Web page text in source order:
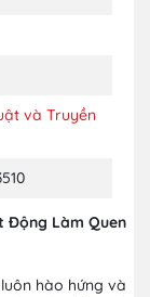
và Truyền
Động Làm Quen
hào hứng và